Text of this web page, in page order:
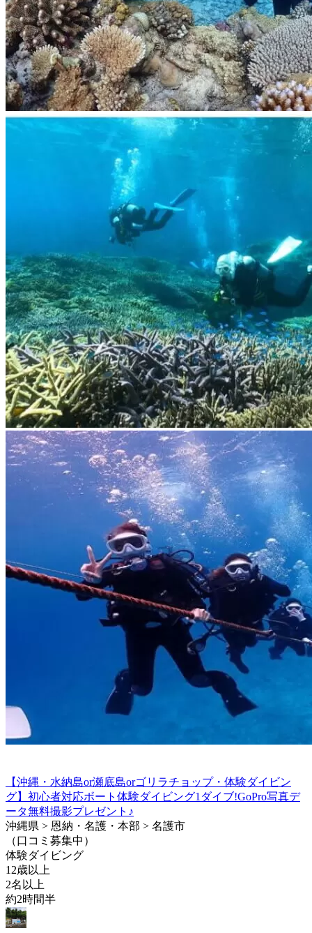
【沖縄・水納島or瀬底島orゴリラチョップ・体験ダイビン
グ】初心者対応ボート体験ダイビング1ダイブ!GoPro写真デ
ータ無料撮影プレゼント♪
沖縄県 > 恩納・名護・本部 > 名護市
（口コミ募集中）
体験ダイビング
12歳以上
2名以上
約2時間半